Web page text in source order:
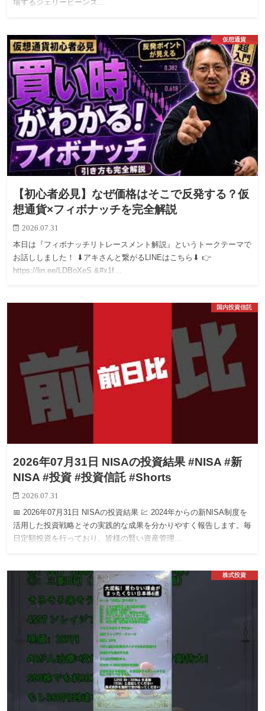
場するジェリービーンズ…
仮想通貨
【初心者必見】なぜ価格はそこで反発する？仮
想通貨×フィボナッチを完全解説
2026.07.31
本日は『フィボナッチリトレースメント解説』というトークテーマで
お話ししました！ ⬇アキさんと繋がるLINEはこちら⬇ 👉
https://lin.ee/LDBoXeS &#x1f…
国内投資信託
2026年07月31日 NISAの投資結果 #NISA #新
NISA #投資 #投資信託 #Shorts
2026.07.31
📅 2026年07月31日 NISAの投資結果 💹 2024年からの新NISA制度を
活用した投資戦略とその実践的な成果を分かりやすく報告します。毎
日定額投資を行っており、皆様の賢い資産管理…
株式投資